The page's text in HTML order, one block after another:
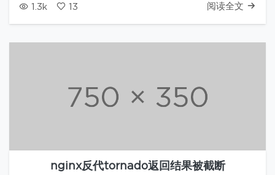
1.3k 13 阅读全文
nginx反代tornado返回结果被截断